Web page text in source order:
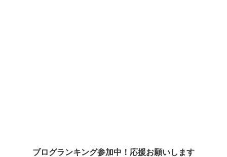
ブログランキング参加中！応援お願いします